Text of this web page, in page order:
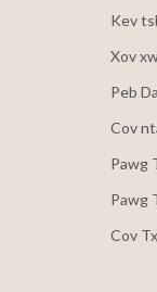
Kev
Xov
Peb
Cov
Pawg
Pawg
Cov